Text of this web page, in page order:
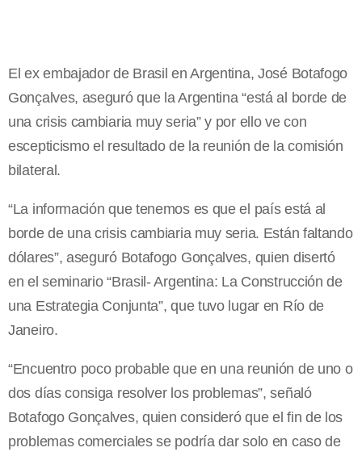
El ex embajador de Brasil en Argentina, José Botafogo
Gonçalves, aseguró que la Argentina “está al borde de
una crisis cambiaria muy seria” y por ello ve con
escepticismo el resultado de la reunión de la comisión
bilateral.
“La información que tenemos es que el país está al
borde de una crisis cambiaria muy seria. Están faltando
dólares”, aseguró Botafogo Gonçalves, quien disertó
en el seminario “Brasil- Argentina: La Construcción de
una Estrategia Conjunta”, que tuvo lugar en Río de
Janeiro.
“Encuentro poco probable que en una reunión de uno o
dos días consiga resolver los problemas”, señaló
Botafogo Gonçalves, quien consideró que el fin de los
problemas comerciales se podría dar solo en caso de